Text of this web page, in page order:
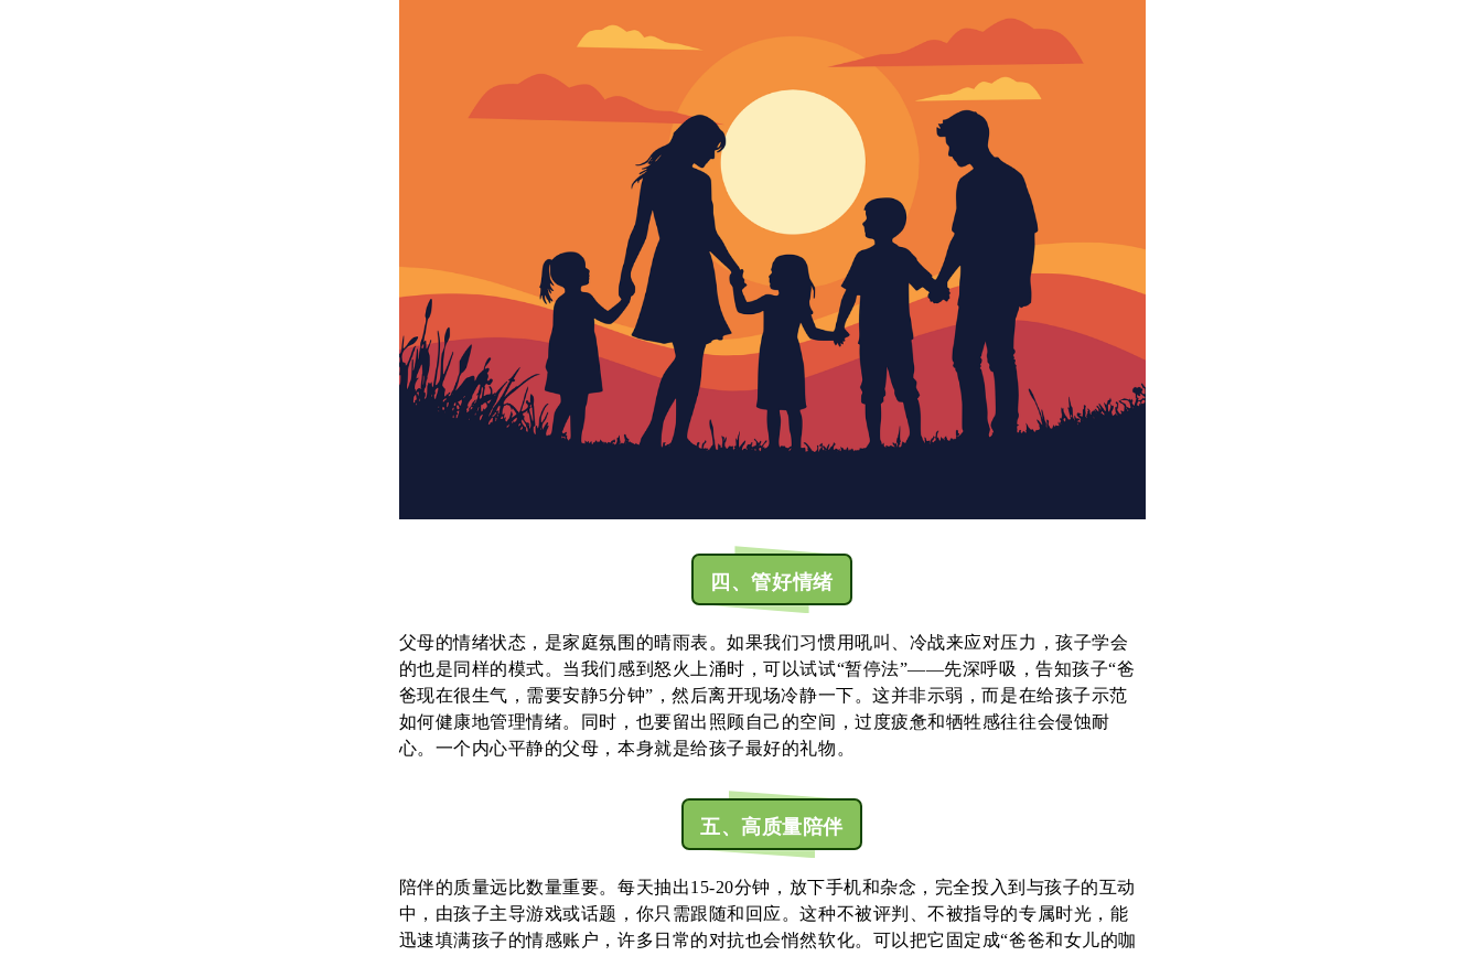
四、管好情绪
父母的情绪状态，是家庭氛围的晴雨表。如果我们习惯用吼叫、冷战来应对压力，孩子学会
的也是同样的模式。当我们感到怒火上涌时，可以试试“暂停法”——先深呼吸，告知孩子“爸
爸现在很生气，需要安静5分钟”，然后离开现场冷静一下。这并非示弱，而是在给孩子示范
如何健康地管理情绪。同时，也要留出照顾自己的空间，过度疲惫和牺牲感往往会侵蚀耐
心。一个内心平静的父母，本身就是给孩子最好的礼物。
五、高质量陪伴
陪伴的质量远比数量重要。每天抽出15-20分钟，放下手机和杂念，完全投入到与孩子的互动
中，由孩子主导游戏或话题，你只需跟随和回应。这种不被评判、不被指导的专属时光，能
迅速填满孩子的情感账户，许多日常的对抗也会悄然软化。可以把它固定成“爸爸和女儿的咖